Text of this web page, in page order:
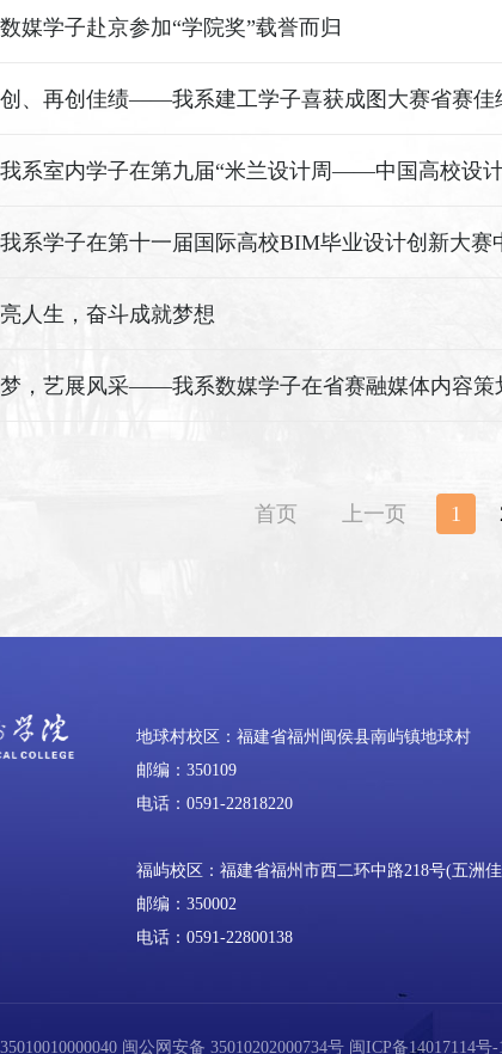
媒学子赴京参加“学院奖”载誉而归
、再创佳绩——我系建工学子喜获成图大赛省赛佳
系学子在第十一届国际高校BIM毕业设计创新大赛
人生，奋斗成就梦想
首页 上一页 1
地球村校区：福建省福州闽侯县南屿镇地球村
邮编：350109
电话：0591-22818220
福屿校区：福建省福州市西二环中路218号(五洲
邮编：350002
电话：0591-22800138
闽公网安备 35010202000734号 闽ICP备14017114号-